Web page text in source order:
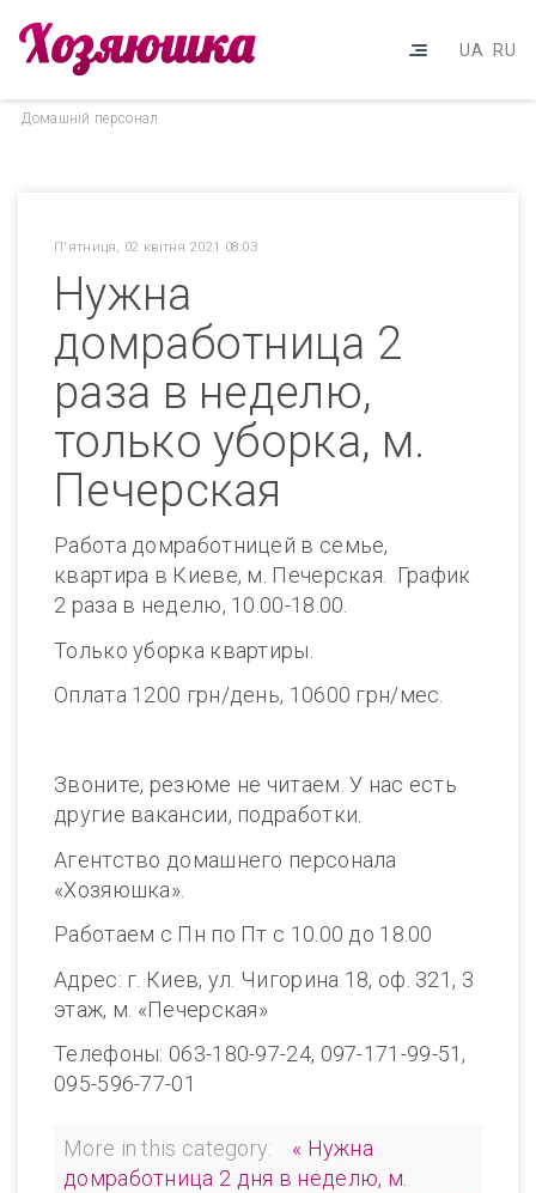
UA RU
Домашнiй персонал
П'ятниця, 02 квітня 2021 08:03
Нужна
домработница 2
раза в неделю,
только уборка, м.
Печерская
Работа домработницей в семье,
квартира в Киеве, м. Печерская. График
2 раза в неделю, 10.00-18.00.
Только уборка квартиры.
Оплата 1200 грн/день, 10600 грн/мес.
Звоните, резюме не читаем. У нас есть
другие вакансии, подработки.
Агентство домашнего персонала
«Хозяюшка».
Работаем с Пн по Пт с 10.00 до 18.00
Адрес: г. Киев, ул. Чигорина 18, оф. 321, 3
этаж, м. «Печерская»
Телефоны: 063-180-97-24, 097-171-99-51,
095-596-77-01
More in this category:
« Нужна
домработница 2 дня в неделю, м.